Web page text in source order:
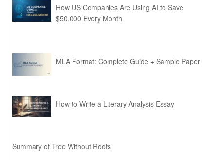
How US Companies Are Using AI to Save
$50,000 Every Month
MLA Format: Complete Guide + Sample Paper
How to Write a Literary Analysis Essay
Summary of Tree Without Roots